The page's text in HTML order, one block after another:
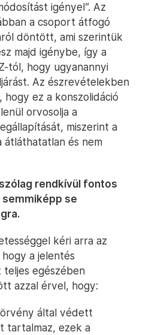
igényel”. Az
a csoport átfogó
döntött, ami szerintük
majd igénybe, így a
tól, hogy ugyanannyi
Az észrevételekben
hogy ez a konszolidáció
orvosolja a
miszerint a
és nem
rendkívül fontos
se
kéri arra az
a jelentés
teljes egészében
azzal érvel, hogy:
által védett
tartalmaz, ezek a